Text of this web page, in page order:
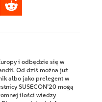
i odbędzie się w
Od dziś można już
albo jako prelegent w
SUSECON’20 mogą
ilości wiedzy